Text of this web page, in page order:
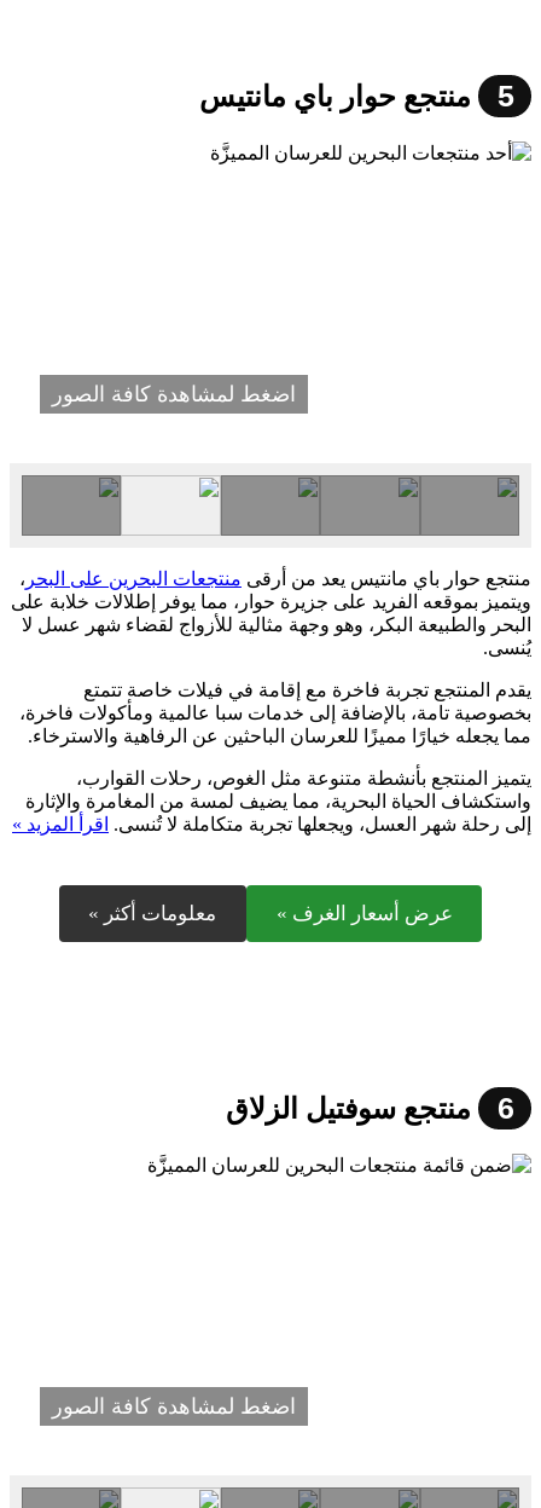
5 منتجع حوار باي مانتيس
اضغط لمشاهدة كافة الصور
منتجع حوار باي مانتيس يعد من أرقى منتجعات البحرين على البحر ،
ويتميز بموقعه الفريد على جزيرة حوار، مما يوفر إطلالات خلابة على
البحر والطبيعة البكر، وهو وجهة مثالية للأزواج لقضاء شهر عسل لا
يُنسى.
يقدم المنتجع تجربة فاخرة مع إقامة في فيلات خاصة تتمتع
بخصوصية تامة، بالإضافة إلى خدمات سبا عالمية ومأكولات فاخرة،
مما يجعله خيارًا مميزًا للعرسان الباحثين عن الرفاهية والاسترخاء.
يتميز المنتجع بأنشطة متنوعة مثل الغوص، رحلات القوارب،
واستكشاف الحياة البحرية، مما يضيف لمسة من المغامرة والإثارة
إلى رحلة شهر العسل، ويجعلها تجربة متكاملة لا تُنسى. اقرأ المزيد »
عرض أسعار الغرف » معلومات أكثر »
6 منتجع سوفتيل الزلاق
اضغط لمشاهدة كافة الصور